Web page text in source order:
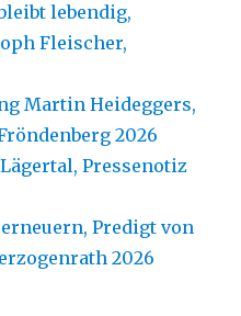
lebendig,
Fleischer,
Martin Heideggers,
2026
Pressenotiz
Predigt von
2026